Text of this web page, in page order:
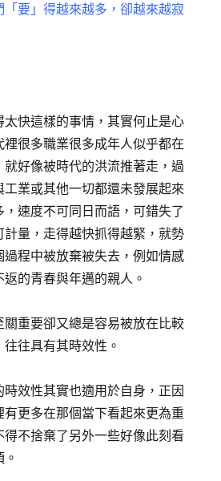
要」得越來越多，卻越來越寂
太快這樣的事情，其實何止是心
很多職業很多成年人似乎都在
好像被時代的洪流推著走，過
業或其他一切都還未發展起來
速度不可同日而語，可錯失了
計量，走得越快抓得越緊，就勢
程中被放棄被失去，例如情感
的青春與年邁的親人。
重要卻又總是容易被放在比較
往具有其時效性。
效性其實也適用於自身，正因
更多在那個當下看起來更為重
不捨棄了另外一些好像此刻看